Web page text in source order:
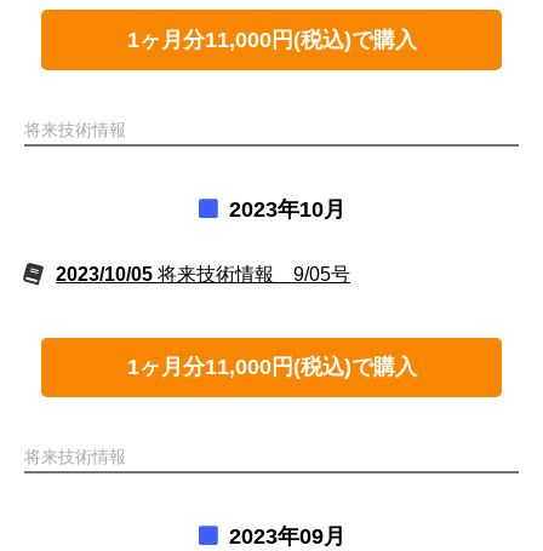
1ヶ月分11,000円(税込)で購入
将来技術情報
2023年10月
2023/10/05 将来技術情報 9/05号
1ヶ月分11,000円(税込)で購入
将来技術情報
2023年09月